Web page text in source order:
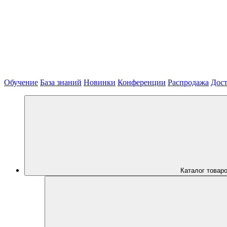
Обучение База знаний Новинки Конференции Распродажа
Каталог